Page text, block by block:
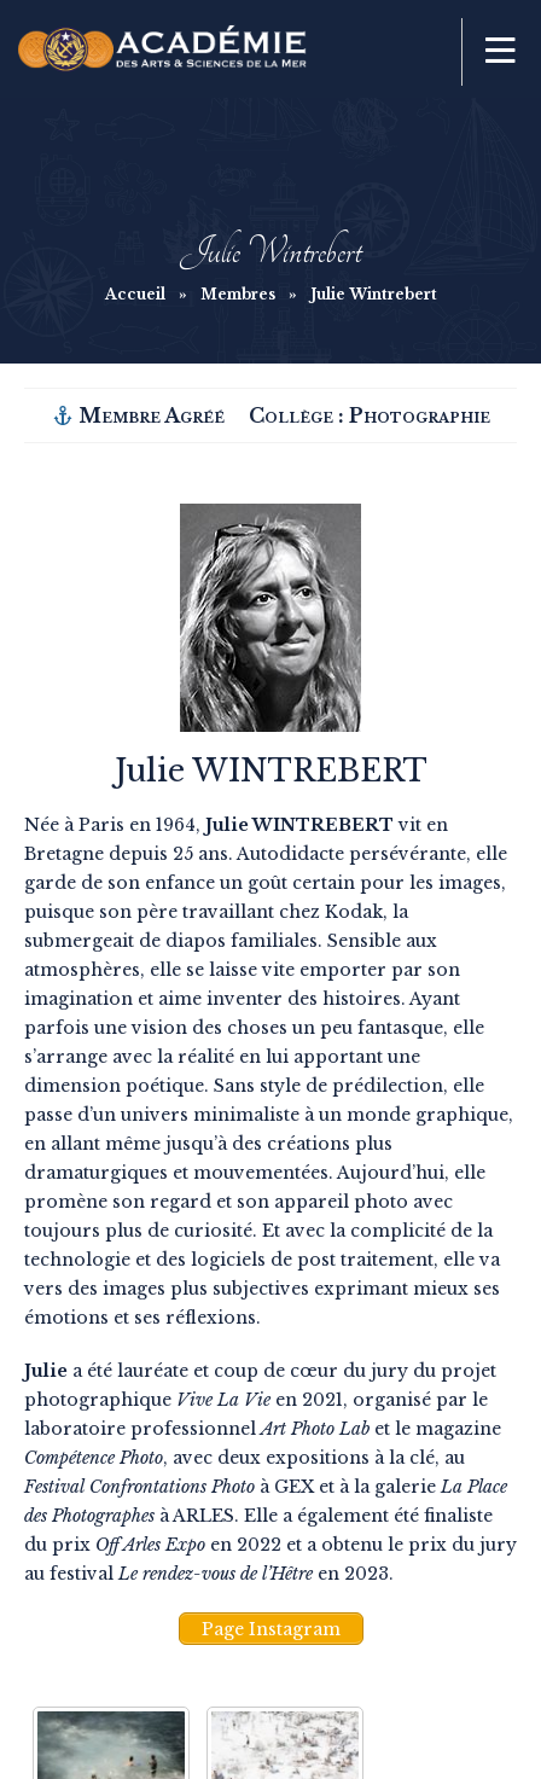
Julie Wintrebert
Accueil » Membres » Julie Wintrebert
Membre Agréé Collège : Photographie
Julie WINTREBERT
Née à Paris en 1964, Julie WINTREBERT vit en
Bretagne depuis 25 ans. Autodidacte persévérante, elle
garde de son enfance un goût certain pour les images,
puisque son père travaillant chez Kodak, la
submergeait de diapos familiales. Sensible aux
atmosphères, elle se laisse vite emporter par son
imagination et aime inventer des histoires. Ayant
parfois une vision des choses un peu fantasque, elle
s’arrange avec la réalité en lui apportant une
dimension poétique. Sans style de prédilection, elle
passe d’un univers minimaliste à un monde graphique,
en allant même jusqu’à des créations plus
dramaturgiques et mouvementées. Aujourd’hui, elle
promène son regard et son appareil photo avec
toujours plus de curiosité. Et avec la complicité de la
technologie et des logiciels de post traitement, elle va
vers des images plus subjectives exprimant mieux ses
émotions et ses réflexions.
Julie a été lauréate et coup de cœur du jury du projet
photographique Vive La Vieen 2021, organisé par le
laboratoire professionnelArt Photo Lab et le magazine
Compétence Photo, avec deux expositions à la clé, au
Festival Confrontations Photo à GEX et à la galerieLa Place
des Photographes à ARLES. Elle a également été finaliste
du prix Off Arles Expo en 2022 et a obtenu le prix du jury
au festivalLe rendez-vous de l’Hêtreen 2023.
Page Instagram